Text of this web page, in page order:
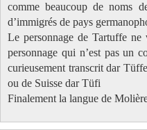
comme beaucoup de noms
d’immigrés de pays
Le personnage de Tartuffe
personnage qui n’est pas un
curieusement transcrit dar
ou de Suisse dar Tüfi
Finalement la langue de